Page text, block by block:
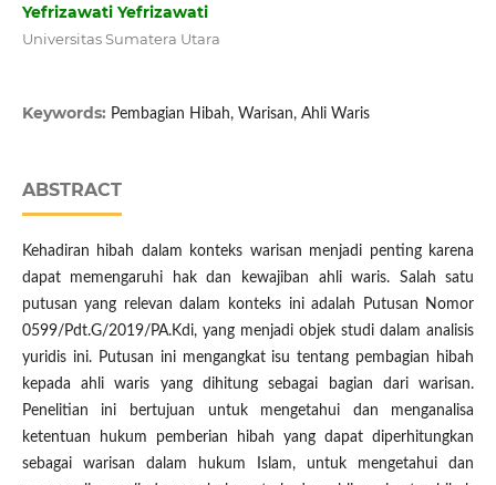
Yefrizawati Yefrizawati
Universitas Sumatera Utara
Keywords: Pembagian Hibah, Warisan, Ahli Waris
ABSTRACT
Kehadiran hibah dalam konteks warisan menjadi penting karena
dapat memengaruhi hak dan kewajiban ahli waris. Salah satu
putusan yang relevan dalam konteks ini adalah Putusan Nomor
0599/Pdt.G/2019/PA.Kdi, yang menjadi objek studi dalam analisis
yuridis ini. Putusan ini mengangkat isu tentang pembagian hibah
kepada ahli waris yang dihitung sebagai bagian dari warisan.
Penelitian ini bertujuan untuk mengetahui dan menganalisa
ketentuan hukum pemberian hibah yang dapat diperhitungkan
sebagai warisan dalam hukum Islam, untuk mengetahui dan